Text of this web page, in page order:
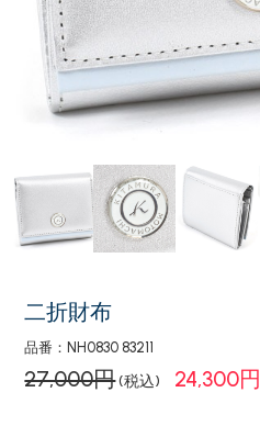
二折財布
品番：NH0830 83211
27,000円(税込) 24,300円